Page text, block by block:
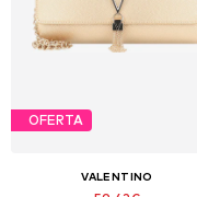
OFERTA
VALENTINO